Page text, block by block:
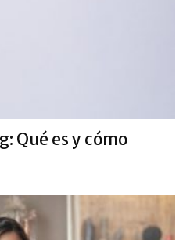
Qué es y cómo